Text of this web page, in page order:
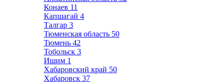
Конаев 11
Капшагай 4
Талгар 3
Тюменская область 50
Тюмень 42
Тобольск 3
Ишим 1
Хабаровский край 50
Хабаровск 37